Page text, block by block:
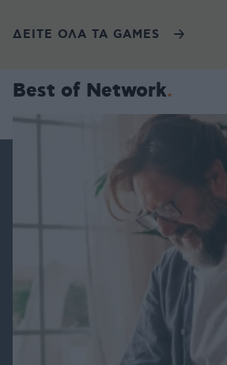
ΔΕΙΤΕ ΟΛΑ ΤΑ GAMES
Best of Network